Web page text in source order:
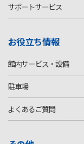
サポートサービス
お役立ち情報
館内サービス・設備
駐車場
よくあるご質問